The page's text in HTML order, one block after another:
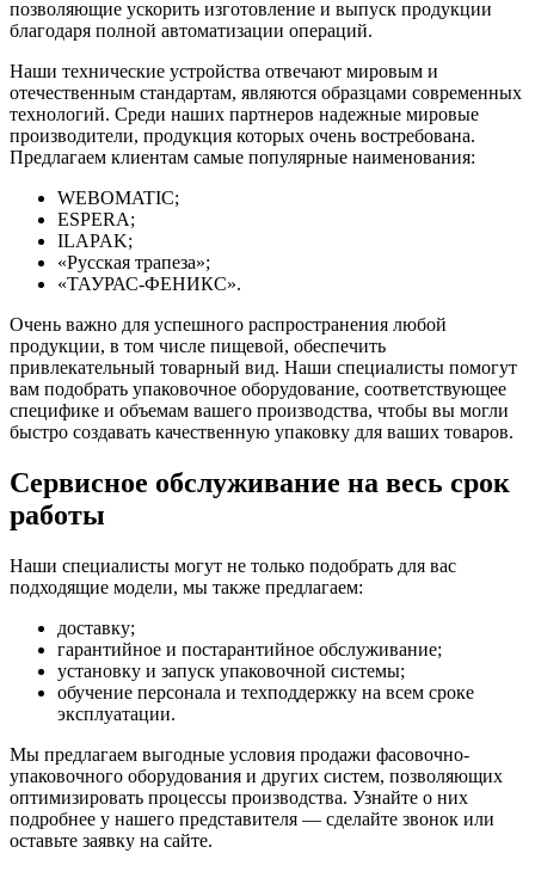
позволяющие ускорить изготовление и выпуск продукции
благодаря полной автоматизации операций.
Наши технические устройства отвечают мировым и
отечественным стандартам, являются образцами современных
технологий. Среди наших партнеров надежные мировые
производители, продукция которых очень востребована.
Предлагаем клиентам самые популярные наименования:
WEBOMATIC;
ESPERA;
ILAPAK;
«Русская трапеза»;
«ТАУРАС-ФЕНИКС».
Очень важно для успешного распространения любой
продукции, в том числе пищевой, обеспечить
привлекательный товарный вид. Наши специалисты помогут
вам подобрать упаковочное оборудование, соответствующее
специфике и объемам вашего производства, чтобы вы могли
быстро создавать качественную упаковку для ваших товаров.
Сервисное обслуживание на весь срок
работы
Наши специалисты могут не только подобрать для вас
подходящие модели, мы также предлагаем:
доставку;
гарантийное и постарантийное обслуживание;
установку и запуск упаковочной системы;
обучение персонала и техподдержку на всем сроке
эксплуатации.
Мы предлагаем выгодные условия продажи фасовочно-
упаковочного оборудования и других систем, позволяющих
оптимизировать процессы производства. Узнайте о них
подробнее у нашего представителя — сделайте звонок или
оставьте заявку на сайте.